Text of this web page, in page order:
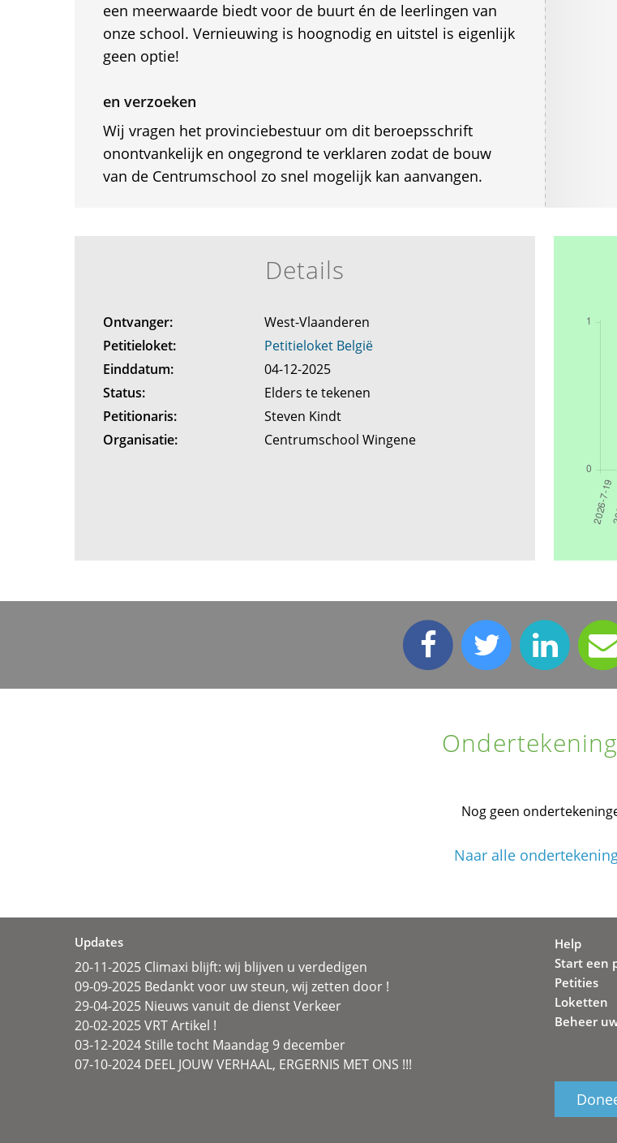
een meerwaarde biedt voor de buurt én de leerlingen van
onze school. Vernieuwing is hoognodig en uitstel is eigenlijk
geen optie!
en verzoeken
Wij vragen het provinciebestuur om dit beroepsschrift
onontvankelijk en ongegrond te verklaren zodat de bouw
van de Centrumschool zo snel mogelijk kan aanvangen.
Details
Ontvanger:
West-Vlaanderen
Petitieloket:
Petitieloket België
Einddatum:
04-12-2025
Status:
Elders te tekenen
Petitionaris:
Steven Kindt
Organisatie:
Centrumschool Wingene
Nog geen
Naar alle
Updates
20-11-2025 Climaxi blijft: wij blijven u verdedigen
09-09-2025 Bedankt voor uw steun, wij zetten door !
29-04-2025 Nieuws vanuit de dienst Verkeer
20-02-2025 VRT Artikel !
03-12-2024 Stille tocht Maandag 9 december
07-10-2024 DEEL JOUW VERHAAL, ERGERNIS MET ONS !!!
Help
Start een
Petities
Loketten
Beheer